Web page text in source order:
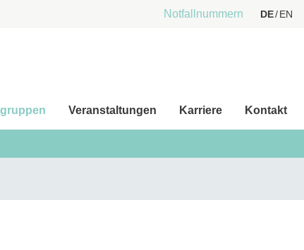
Notfallnummern DE EN
Veranstaltungen Karriere Kontakt